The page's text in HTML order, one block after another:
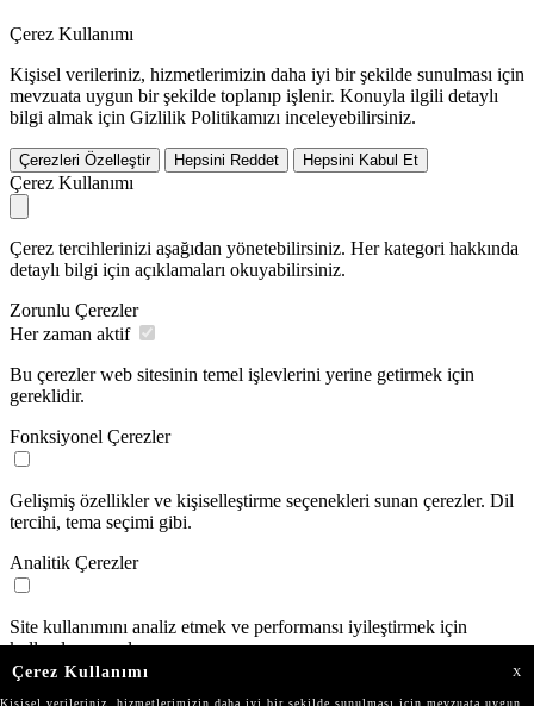
Çerez Kullanımı X
Kişisel verileriniz, hizmetlerimizin daha iyi bir şekilde sunulması için mevzuata uygun
Çerez Kullanımı
Kişisel verileriniz, hizmetlerimizin daha iyi bir şekilde sunulması için
mevzuata uygun bir şekilde toplanıp işlenir. Konuyla ilgili detaylı
bilgi almak için Gizlilik Politikamızı inceleyebilirsiniz.
Çerezleri Özelleştir Hepsini Reddet Hepsini Kabul Et
Çerez Kullanımı
Çerez tercihlerinizi aşağıdan yönetebilirsiniz. Her kategori hakkında
detaylı bilgi için açıklamaları okuyabilirsiniz.
Zorunlu Çerezler
Her zaman aktif
Bu çerezler web sitesinin temel işlevlerini yerine getirmek için
gereklidir.
Fonksiyonel Çerezler
Gelişmiş özellikler ve kişiselleştirme seçenekleri sunan çerezler. Dil
tercihi, tema seçimi gibi.
Analitik Çerezler
Site kullanımını analiz etmek ve performansı iyileştirmek için
kullanılan çerezler.